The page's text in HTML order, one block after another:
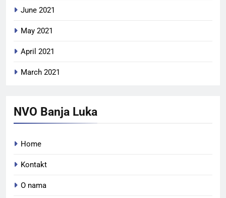
June 2021
May 2021
April 2021
March 2021
NVO Banja Luka
Home
Kontakt
O nama